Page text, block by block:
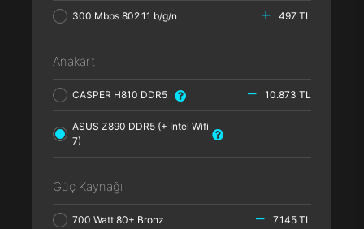
300 Mbps 802.11 b/g/n 497 TL
Anakart
CASPER H810 DDR5 10.873 TL
ASUS Z890 DDR5 (+ Intel Wifi
7)
Güç Kaynağı
700 Watt 80+ Bronz 7.145 TL